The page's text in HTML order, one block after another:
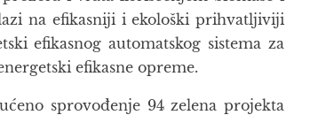
na efikasniji i ekološki prihvatljiviji
efikasnog automatskog sistema za
efikasne opreme.
sprovođenje 94 zelena projekta